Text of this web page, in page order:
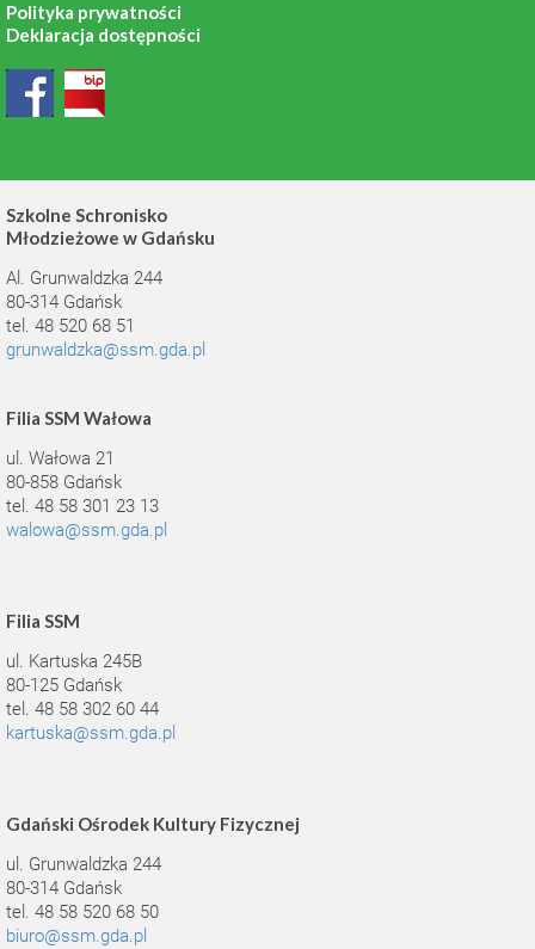
Polityka prywatności
Deklaracja dostępności
Szkolne Schronisko
Młodzieżowe w Gdańsku
Al. Grunwaldzka 244
80-314 Gdańsk
tel. 48 520 68 51
grunwaldzka@ssm.gda.pl
Filia SSM Wałowa
ul. Wałowa 21
80-858 Gdańsk
tel. 48 58 301 23 13
walowa@ssm.gda.pl
Filia SSM
ul. Kartuska 245B
80-125 Gdańsk
tel. 48 58 302 60 44
kartuska@ssm.gda.pl
Gdański Ośrodek Kultury Fizycznej
ul. Grunwaldzka 244
80-314 Gdańsk
tel. 48 58 520 68 50
biuro@ssm.gda.pl